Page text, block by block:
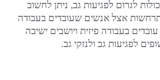
לגרום לפגיעות גב, ניתן לחשוב
אצל אנשים שעובדים בעבודה
בעבודה פיזית ויושבים ישיבה
לפגיעות גב ולנזקי גב.